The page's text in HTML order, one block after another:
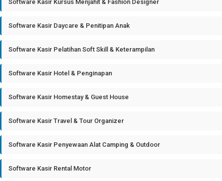
Software Kasir Kursus Menjahit & Fashion Designer
Software Kasir Daycare & Penitipan Anak
Software Kasir Pelatihan Soft Skill & Keterampilan
Software Kasir Hotel & Penginapan
Software Kasir Homestay & Guest House
Software Kasir Travel & Tour Organizer
Software Kasir Penyewaan Alat Camping & Outdoor
Software Kasir Rental Motor